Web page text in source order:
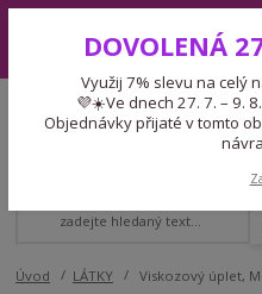
7. – 9. 8. 2026 čerpáme
odešleme ihned
Expedice 775 866 913
Po-Čt 9-15:30 Pá 9-14:30 Pauza 13-
Úvod LÁTKY Viskozový úplet,
DOVOLENÁ
Využij 7% slevu na celý
💜☀️Ve dnech 27. 7. – 9.
Objednávky přijaté v tomto